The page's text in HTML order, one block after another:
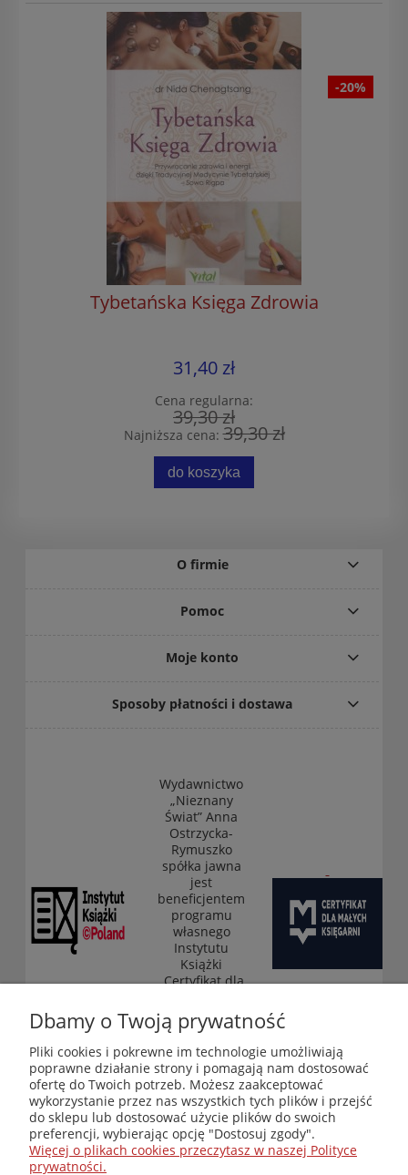
-20%
Tybetańska Księga Zdrowia
31,40 zł
Cena regularna:
39,30 zł
Najniższa cena:39,30 zł
do koszyka
O firmie
Pomoc
Moje konto
Sposoby płatności i dostawa
Wydawnictwo
„Nieznany
Świat” Anna
Ostrzycka-
Rymuszko
spółka jawna
jest
beneficjentem
programu
własnego
Instytutu
Książki
„Certyfikat dla
księgarni”
(edycja 2025-
2026)
Księgarnia-Galeria "Nieznany Świat" - internetowy sklep
ezoteryczny online
Zapraszamy również do odwiedzenia naszej księgarni
stacjonarnej przy ul. Kredytowej 2 w Warszawie
Dbamy o Twoją prywatność
Pliki cookies i pokrewne im technologie umożliwiają
poprawne działanie strony i pomagają nam dostosować
ofertę do Twoich potrzeb. Możesz zaakceptować
wykorzystanie przez nas wszystkich tych plików i przejść
do sklepu lub dostosować użycie plików do swoich
preferencji, wybierając opcję "Dostosuj zgody".
Więcej o plikach cookies przeczytasz w naszej Polityce
prywatności.